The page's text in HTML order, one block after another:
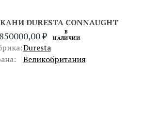
DURESTA CONNAUGHT
850000,00₽
В
НАЛИЧИИ
Duresta
Великобритания